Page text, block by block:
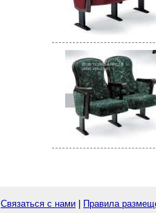
Связаться с нами Правила